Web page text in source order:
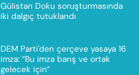
Gülistan Doku soruşturmasında
iki dalgıç tutuklandı
DEM Parti'den çerçeve yasaya 16
imza: “Bu imza barış ve ortak
gelecek için”